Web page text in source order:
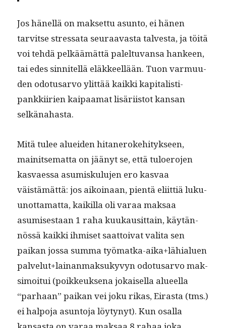
Jos hänel­lä on mak­set­tu asun­to, ei hänen
tarvitse stres­sa­ta seu­raavas­ta talves­ta, ja töitä
voi tehdä pelkäämät­tä palel­tuvansa han­keen,
tai edes sin­nitel­lä eläk­keel­lään. Tuon var­muu­
den odotusar­vo ylit­tää kaik­ki kap­i­tal­is­ti­
pankki­irien kaipaa­mat lisäri­is­tot kansan
selkänahasta.
Mitä tulee aluei­den hitaneroke­hi­tyk­seen,
mainit­se­mat­ta on jäänyt se, että tulo­ero­jen
kas­vaes­sa asumisku­lu­jen ero kas­vaa
väistämät­tä: jos aikoinaan, pien­tä eli­it­tiä luku­
unot­ta­mat­ta, kaikil­la oli varaa mak­saa
asumis­es­taan 1 raha kuukausit­tain, käytän­
nössä kaik­ki ihmiset saat­toi­vat vali­ta sen
paikan jos­sa sum­ma työmatka-aika+lähialuen
palvelut+lainanmaksukyvyn odotusar­vo mak­
si­moi­tui (poikkeuk­se­na jokaisel­la alueel­la
“parhaan” paikan vei joku rikas, Eiras­ta (tms.)
ei halpo­ja asun­to­ja löy­tynyt). Kun osal­la